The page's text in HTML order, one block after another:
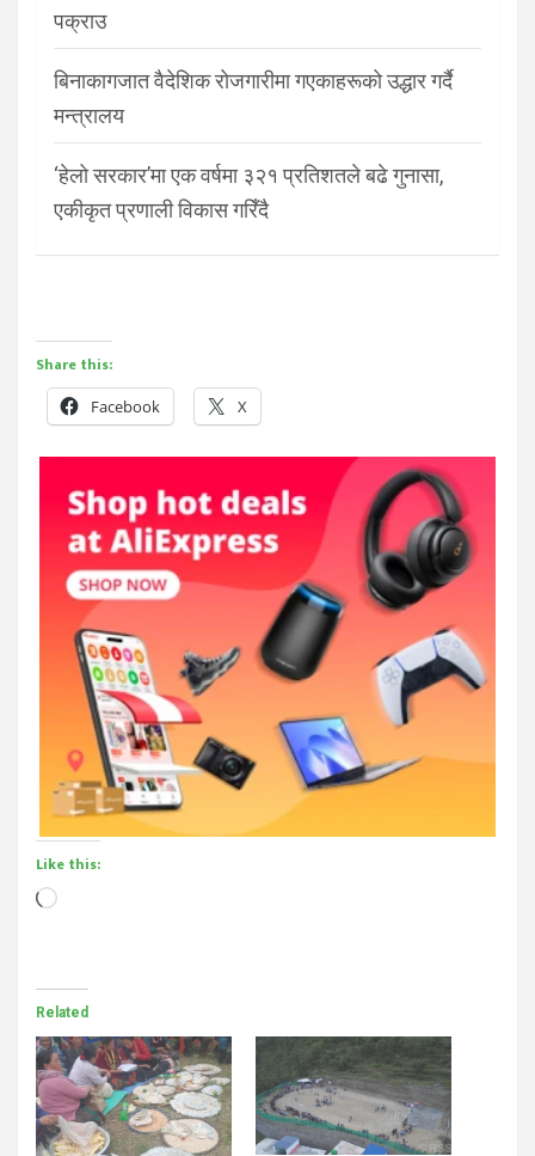
पक्राउ
बिनाकागजात वैदेशिक रोजगारीमा गएकाहरूको उद्धार गर्दै
मन्त्रालय
‘हेलो सरकार’मा एक वर्षमा ३२१ प्रतिशतले बढे गुनासा,
एकीकृत प्रणाली विकास गरिँदै
Share this:
Facebook X
Like this:
Loading…
Related